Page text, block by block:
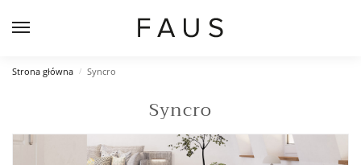
Strona główna / Syncro
Syncro